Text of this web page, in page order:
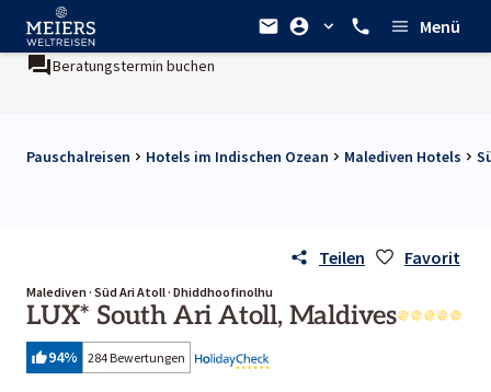
Menü
Beratungstermin buchen
Pauschalreisen Hotels im Indischen Ozean Malediven Hotels
Teilen Favorit
Malediven · Süd Ari Atoll · Dhiddhoofinolhu
LUX* South Ari Atoll, Maldives
94% 284 Bewertungen